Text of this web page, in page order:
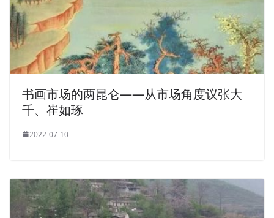
书画市场的两昆仑——从市场角度议张大
千、崔如琢
2022-07-10